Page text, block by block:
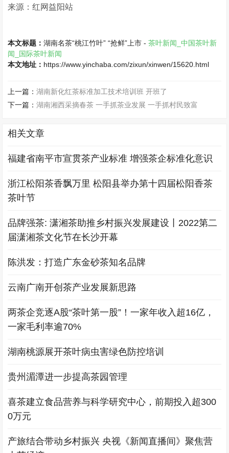
来源：红网益阳站
本文标题：湖南名茶“桃江竹叶” “抢鲜”上市 -茶叶新闻_中国茶叶新
闻_国际茶叶新闻
本文地址： https://www.yinchaba.com/zixun/xinwen/15620.html
上一篇：湖南新化红茶标准加工技术培训班 开班了
下一篇：湖南湘西采摘春茶 一手抓茶业发展 一手抓村民致富
相关文章
福建省南平市宣贯茶产业标准 增强茶企标准化意识
浙江松阳茶香飘万里 松阳县举办第十四届松阳香茶
茶叶节
品牌强茶: 潇湘茶助推乡村振兴发展建设丨2022第二
届潇湘茶文化节在长沙开幕
陈洪发：打造广东金砂茶知名品牌
云南广南开创茶产业发展新思路
两茶企竞逐A股“茶叶第一股”！一家年收入超16亿，
一家毛利率逾70%
湖南桃源展开茶叶病虫害绿色防控培训
贵州湄潭进一步提高茶园管理
喜茶建立食品营养与科学研究中心，前期投入超300
0万元
产旅结合带动乡村振兴 央视《新闻直播间》聚焦营